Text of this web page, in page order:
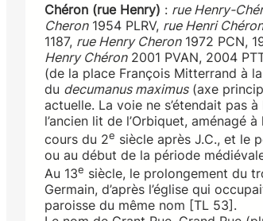
Chéron (rue Henry) : rue Henry-
Cheron1954 PLRV, rue Henri Chéron
1187, rue Henry Cheron1972 PCN,
Henry Chéron2001 PVAN, 2004
(de la place François Mitterrand à
du decumanus maximus(axe
actuelle. La voie ne s’étendait pas
l’ancien lit de l’Orbiquet, aménagé
cours du 2e siècle après J.C., et le
ou au début de la période
Au 13e siècle, le prolongement du
Germain, d’après l’église qui
paroisse du même nom [TL 53].